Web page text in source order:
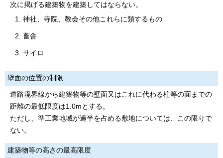
次に掲げる建築物を建築してはならない。
神社、寺院、教会その他これらに類するもの
畜舎
サイロ
壁面の位置の制限
道路境界線から建築物等の壁面又はこれに代わる柱等の面までの
距離の最低限度は1.0mとする。
ただし、準工業地域が過半を占める敷地については、この限りで
ない。
建築物等の高さの最高限度